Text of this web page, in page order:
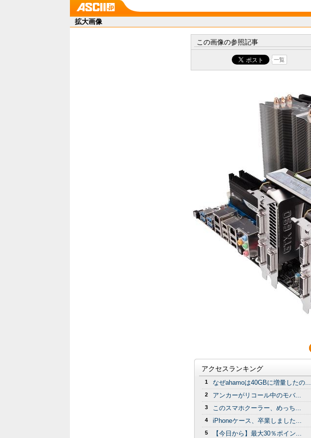
拡大画像
この画像の参照記事
一覧
アクセスランキング
1 なぜahamoは40GBに増量したの...
2 アンカーがリコール中のモバ...
3 このスマホクーラー、めっち...
4 iPhoneケース、卒業しました...
5 【今日から】最大30％ポイン...